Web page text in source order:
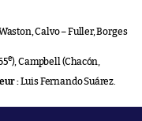
Calvo – Fuller, Borges
e), Campbell (Chacón,
:Luis Fernando Suárez.